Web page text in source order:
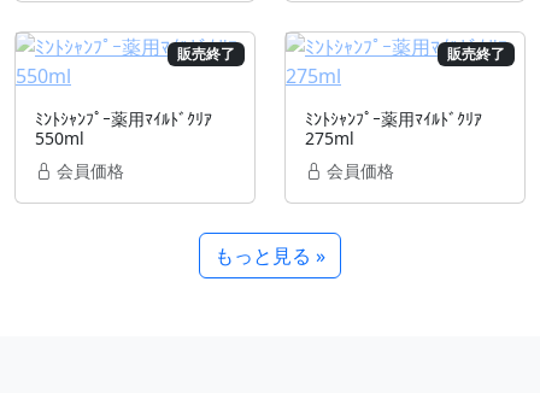
販売終了
ﾐﾝﾄｼｬﾝﾌﾟｰ薬用ﾏｲﾙﾄﾞｸﾘｱ
550ml
会員価格
販売終了
ﾐﾝﾄｼｬﾝﾌﾟｰ薬用ﾏｲﾙﾄﾞｸﾘｱ
275ml
会員価格
もっと見る »